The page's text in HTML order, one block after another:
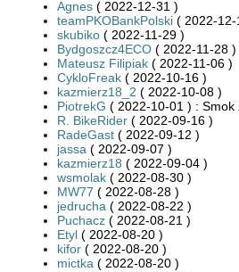
Agnes ( 2022-12-31 )
teamPKOBankPolski ( 2022-12-
skubiko ( 2022-11-29 )
Bydgoszcz4ECO ( 2022-11-28 )
Mateusz Filipiak ( 2022-11-06 )
CykloFreak ( 2022-10-16 )
kazmierz18_2 ( 2022-10-08 )
PiotrekG ( 2022-10-01 ) : Smok
R. BikeRider ( 2022-09-16 )
RadeGast ( 2022-09-12 )
jassa ( 2022-09-07 )
kazmierz18 ( 2022-09-04 )
wsmolak ( 2022-08-30 )
MW77 ( 2022-08-28 )
jedrucha ( 2022-08-22 )
Puchacz ( 2022-08-21 )
Etyl ( 2022-08-20 )
kifor ( 2022-08-20 )
mictka ( 2022-08-20 )